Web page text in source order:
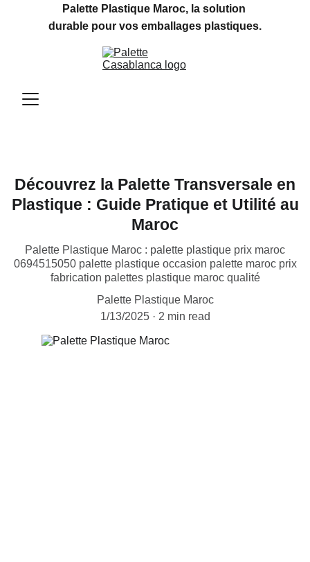
Palette Plastique Maroc, la solution
durable pour vos emballages plastiques.
Découvrez la Palette Transversale en
Plastique : Guide Pratique et Utilité au
Maroc
Palette Plastique Maroc : palette plastique prix maroc
0694515050 palette plastique occasion palette maroc prix
fabrication palettes plastique maroc qualité
Palette Plastique Maroc
1/13/2025
2 min read